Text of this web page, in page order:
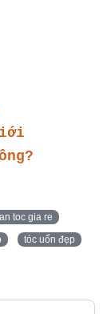
toc gia re
tóc uốn đẹp